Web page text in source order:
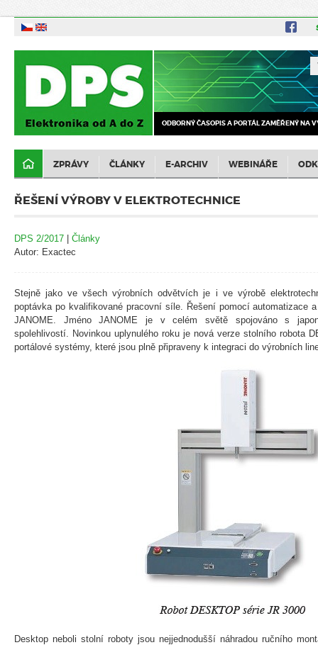
ODBORNÝ ČASOPIS A PORTÁL ZAMĚŘENÝ NA
ZPRÁVY ČLÁNKY E-ARCHIV WEBINÁŘE
ŘEŠENÍ VÝROBY V ELEKTROTECHNICE
DPS 2/2017 | Články
Autor: Exactec
Stejně jako ve všech výrobních odvětvích je i ve výrobě
poptávka po kvalifikované pracovní síle. Řešení pomocí automatizace
JANOME. Jméno JANOME je v celém světě spojováno s
spolehlivostí. Novinkou uplynulého roku je nová verze stolního robota
portálové systémy, které jsou plně připraveny k integraci do výrobních
Desktop neboli stolní roboty jsou nejjednodušší náhradou ručního